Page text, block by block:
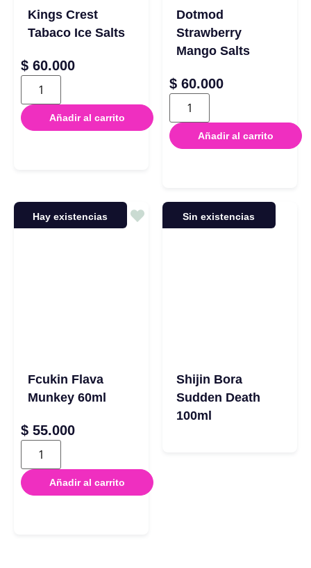
Kings Crest
Tabaco Ice Salts
$ 60.000
Añadir al carrito
Dotmod
Strawberry
Mango Salts
$ 60.000
Añadir al carrito
Hay existencias
Fcukin Flava
Munkey 60ml
$ 55.000
Añadir al carrito
Sin existencias
Shijin Bora
Sudden Death
100ml